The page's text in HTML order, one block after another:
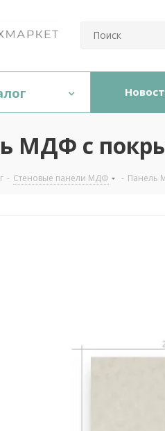
МДФ с
- Стеновые панели МДФ - Панель